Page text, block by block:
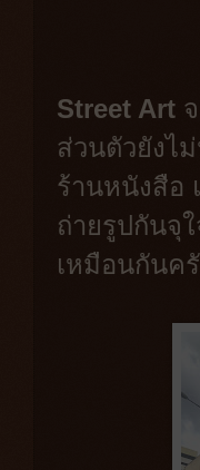
Street Art
ส่วนตัวยังไ
ร้านหนังสือ
ถ่ายรูปกันจุ
เหมือนกันค